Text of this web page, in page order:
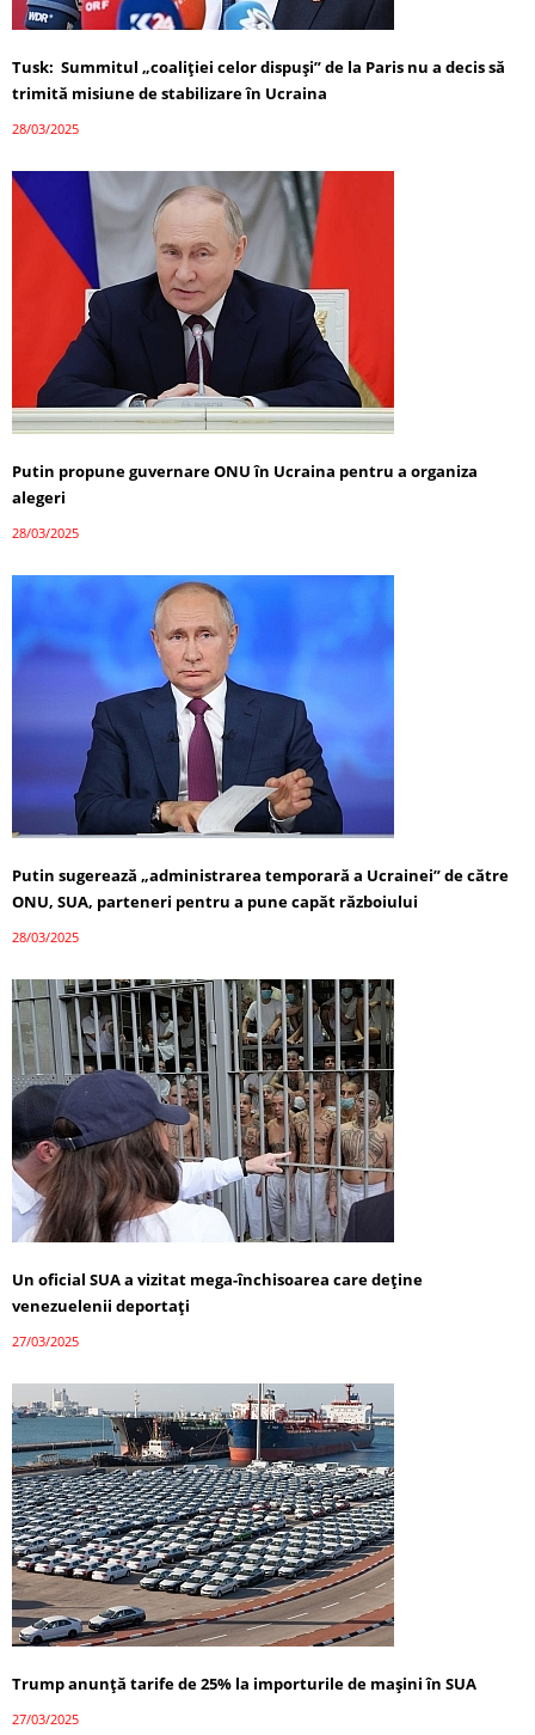
Tusk: Summitul „coaliției celor dispuși” de la Paris nu a decis să
trimită misiune de stabilizare în Ucraina
28/03/2025
Putin propune guvernare ONU în Ucraina pentru a organiza
alegeri
28/03/2025
Putin sugerează „administrarea temporară a Ucrainei” de către
ONU, SUA, parteneri pentru a pune capăt războiului
28/03/2025
Un oficial SUA a vizitat mega-închisoarea care deține
venezuelenii deportați
27/03/2025
Trump anunță tarife de 25% la importurile de mașini în SUA
27/03/2025